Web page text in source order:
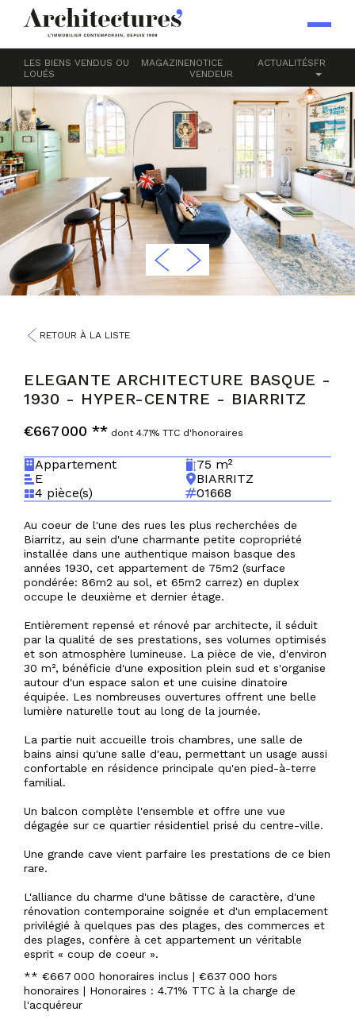
LES BIENS VENDUS OU
LOUÉS
MAGAZINENOTICE
VENDEUR
ACTUALITÉSFR
RETOUR À LA LISTE
ELEGANTE ARCHITECTURE BASQUE -
1930 - HYPER-CENTRE - BIARRITZ
€667 000 ** dont 4.71% TTC d'honoraires
Appartement
75 m²
E
BIARRITZ
4 pièce(s)
01668
Au coeur de l'une des rues les plus recherchées de
Biarritz, au sein d'une charmante petite copropriété
installée dans une authentique maison basque des
années 1930, cet appartement de 75m2 (surface
pondérée: 86m2 au sol, et 65m2 carrez) en duplex
occupe le deuxième et dernier étage.
Entièrement repensé et rénové par architecte, il séduit
par la qualité de ses prestations, ses volumes optimisés
et son atmosphère lumineuse. La pièce de vie, d'environ
30 m², bénéficie d'une exposition plein sud et s'organise
autour d'un espace salon et une cuisine dinatoire
équipée. Les nombreuses ouvertures offrent une belle
lumière naturelle tout au long de la journée.
La partie nuit accueille trois chambres, une salle de
bains ainsi qu'une salle d'eau, permettant un usage aussi
confortable en résidence principale qu'en pied-à-terre
familial.
Un balcon complète l'ensemble et offre une vue
dégagée sur ce quartier résidentiel prisé du centre-ville.
Une grande cave vient parfaire les prestations de ce bien
rare.
L'alliance du charme d'une bâtisse de caractère, d'une
rénovation contemporaine soignée et d'un emplacement
privilégié à quelques pas des plages, des commerces et
des plages, confère à cet appartement un véritable
esprit « coup de coeur ».
** €667 000 honoraires inclus | €637 000 hors
honoraires | Honoraires : 4.71% TTC à la charge de
l'acquéreur